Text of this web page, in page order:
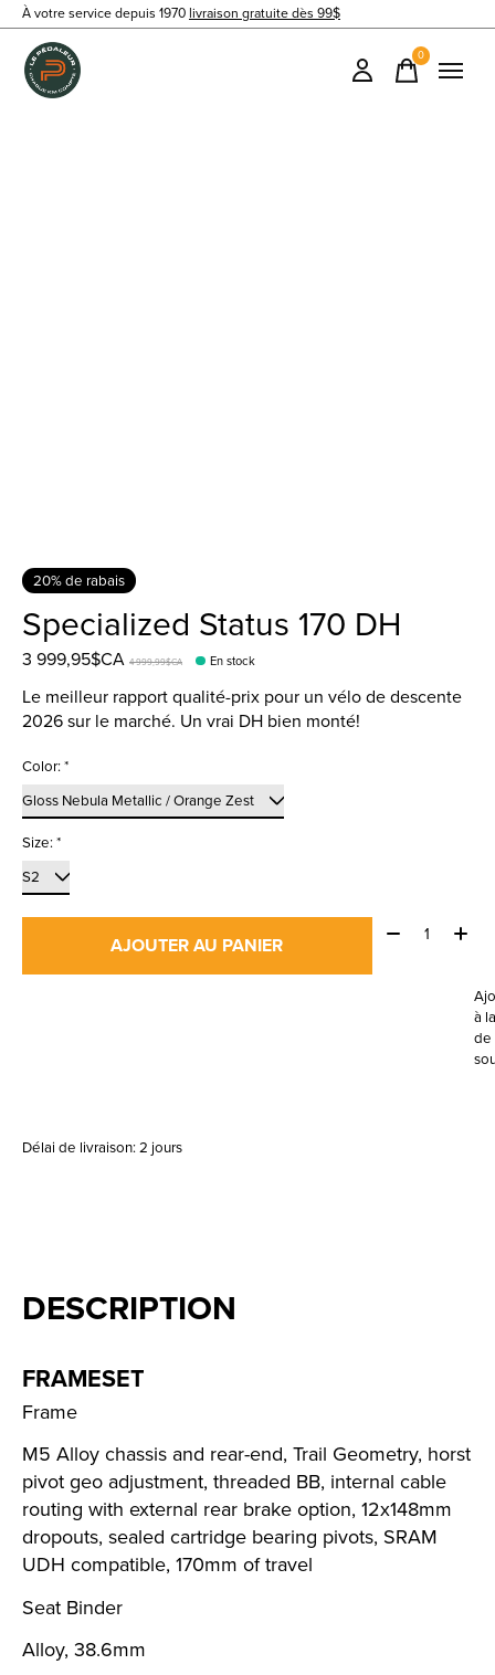
À votre service depuis 1970 livraison gratuite dès 99$
0items
20% de rabais
Specialized Status 170 DH
3 999,95$CA 4 999,99$CA En stock
Le meilleur rapport qualité-prix pour un vélo de descente
2026 sur le marché. Un vrai DH bien monté!
Color:*
Size:*
AJOUTER AU PANIER
Quantité:
à
de
Délai de livraison: 2 jours
DESCRIPTION
FRAMESET
Frame
M5 Alloy chassis and rear-end, Trail Geometry, horst
pivot geo adjustment, threaded BB, internal cable
routing with external rear brake option, 12x148mm
dropouts, sealed cartridge bearing pivots, SRAM
UDH compatible, 170mm of travel
Seat Binder
Alloy, 38.6mm